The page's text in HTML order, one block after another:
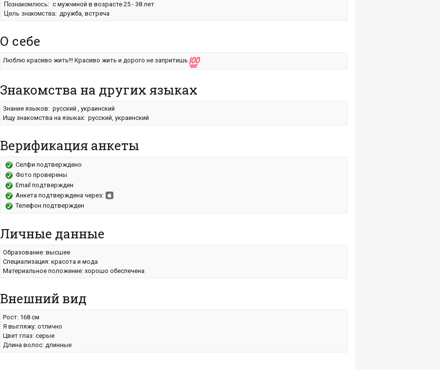
Познакомлюсь: с мужчиной в возрасте 25 - 38 лет
Цель знакомства: дружба, встреча
О себе
Люблю красиво жить!!! Красиво жить и дорого не запритишь
Знакомства на других языках
Знание языков: русский , украинский
Ищу знакомства на языках: русский, украинский
Верификация анкеты
Селфи подтверждено
Фото проверены
Email подтвержден
Анкета подтверждена через:
Телефон подтвержден
Личные данные
Образование: высшее
Специализация: красота и мода
Материальное положение: хорошо обеспечена
Внешний вид
Рост: 168 см
Я выгляжу: отлично
Цвет глаз: серые
Длина волос: длинные